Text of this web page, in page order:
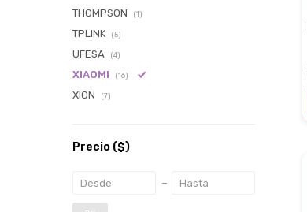
THOMPSON (1)
TPLINK (5)
UFESA (4)
XIAOMI (16)
XION (7)
Precio ($)